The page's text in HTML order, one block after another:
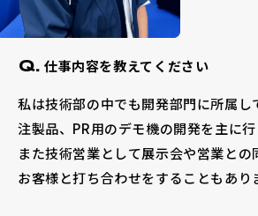
Q. 仕事内容を教えてください
私は技術部の中でも開発部門に所属し
注製品、PR用のデモ機の開発を主に行
また技術営業として展示会や営業と
お客様と打ち合わせをすることもあり